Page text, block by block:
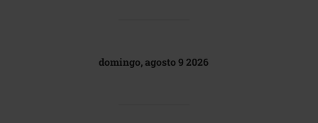
domingo, agosto 9 2026